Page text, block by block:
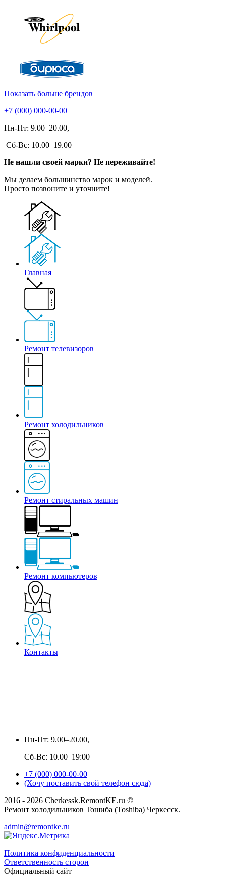
Показать больше брендов
+7 (000) 000-00-00
Пн-Пт: 9.00–20.00,
Сб-Вс: 10.00–19.00
Не нашли своей марки? Не переживайте!
Мы делаем большинство марок и моделей.
Просто позвоните и уточните!
Главная
Ремонт телевизоров
Ремонт холодильников
Ремонт стиральных машин
Ремонт компьютеров
Контакты
Пн-Пт: 9.00–20.00,
Сб-Вс: 10.00–19:00
+7 (000) 000-00-00
(Хочу поставить свой телефон сюда)
2016 - 2026 Cherkessk.RemontKE.ru ©
Ремонт холодильников Тошиба (Toshiba) Черкесск.
admin@remontke.ru
Политика конфиденциальности
Ответственность сторон
Официальный сайт